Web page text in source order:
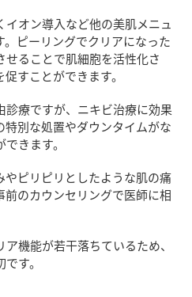
オン導入など他の美肌メニュ
ピーリングでクリアになった
ることで肌細胞を活性化さ
すことができます。
療ですが、ニキビ治療に効果
別な処置やダウンタイムがな
きます。
ピリピリとしたような肌の痛
のカウンセリングで医師に相
機能が若干落ちているため、
す。